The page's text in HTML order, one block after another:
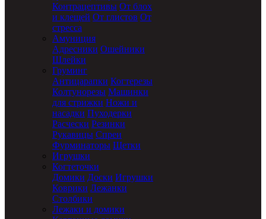
Контрацептивы От блох
и клещей От глистов От
стресса
Амуниция
Адресники Ошейники
Шлейки
Груминг
Антицарапки Когтерезы
Колтунорезы Машинки
для стрижки Ножи и
насадки Пуходерки
Расчески Резинки
Рукавицы Спреи
Фурминаторы Щетки
Игрушки
Когтеточки
Домики Доски Игрушки
Коврики Лежанки
Столбики
Лежаки и домики